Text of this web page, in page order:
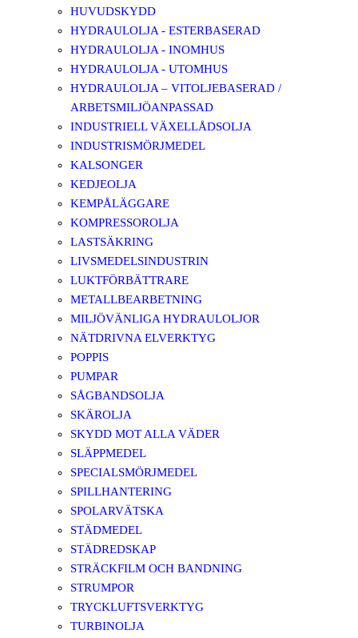
HUVUDSKYDD
HYDRAULOLJA - ESTERBASERAD
HYDRAULOLJA - INOMHUS
HYDRAULOLJA - UTOMHUS
HYDRAULOLJA – VITOLJEBASERAD /
ARBETSMILJÖANPASSAD
INDUSTRIELL VÄXELLÅDSOLJA
INDUSTRISMÖRJMEDEL
KALSONGER
KEDJEOLJA
KEMPÅLÄGGARE
KOMPRESSOROLJA
LASTSÄKRING
LIVSMEDELSINDUSTRIN
LUKTFÖRBÄTTRARE
METALLBEARBETNING
MILJÖVÄNLIGA HYDRAULOLJOR
NÄTDRIVNA ELVERKTYG
POPPIS
PUMPAR
SÅGBANDSOLJA
SKÄROLJA
SKYDD MOT ALLA VÄDER
SLÄPPMEDEL
SPECIALSMÖRJMEDEL
SPILLHANTERING
SPOLARVÄTSKA
STÄDMEDEL
STÄDREDSKAP
STRÄCKFILM OCH BANDNING
STRUMPOR
TRYCKLUFTSVERKTYG
TURBINOLJA